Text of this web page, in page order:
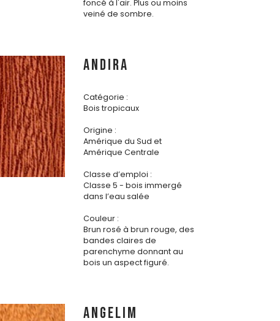
foncé à l'air. Plus ou moins
veiné de sombre.
ANDIRA
Catégorie :
Bois tropicaux
Origine :
Amérique du Sud et
Amérique Centrale
Classe d’emploi :
Classe 5 - bois immergé
dans l’eau salée
Couleur :
Brun rosé à brun rouge, des
bandes claires de
parenchyme donnant au
bois un aspect figuré.
ANGELIM